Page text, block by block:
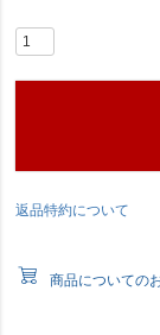
返品特約について
商品についての